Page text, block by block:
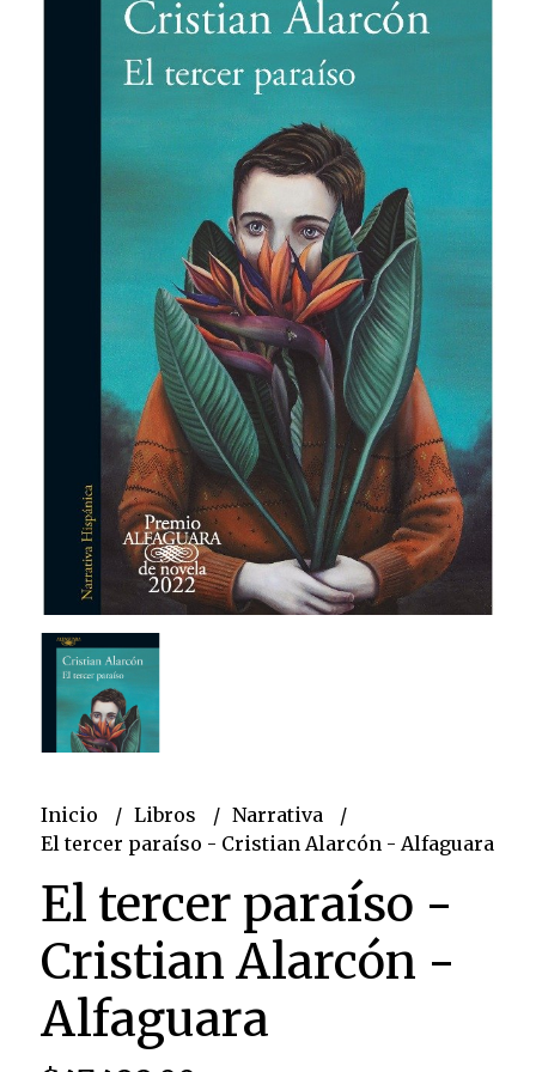
Inicio Libros
Narrativa
El tercer paraíso - Cristian Alarcón - Alfaguara
El tercer paraíso -
Cristian Alarcón -
Alfaguara